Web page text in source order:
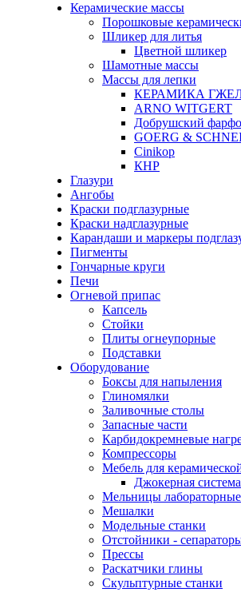
Керамические массы
Порошковые
Шликер для литья
Цветной шликер
Шамотные массы
Массы для лепки
КЕРАМИКА
ARNO WITGERT
Добрушский
GOERG &
Cinikop
КНР
Глазури
Ангобы
Краски подглазурные
Краски надглазурные
Карандаши и маркеры
Пигменты
Гончарные круги
Печи
Огневой припас
Капсель
Стойки
Плиты огнеупорные
Подставки
Оборудование
Боксы для напыления
Глиномялки
Заливочные столы
Запасные части
Карбидокремневые
Компрессоры
Мебель для
Джокерная система
Мельницы лабораторные
Мешалки
Модельные станки
Отстойники -
Прессы
Раскатчики глины
Скульптурные станки